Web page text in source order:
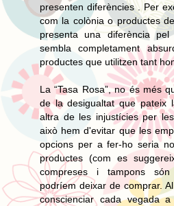
presenten diferències . Per
com la colònia o productes
presenta una diferència
sembla completament
productes que utilitzen tant
La “Tasa Rosa”, no és més
de la desigualtat que pateix
altra de les injustícies per
això hem d'evitar que les
opcions per a fer-ho seria
productes (com es
compreses i tampons
podríem deixar de comprar.
conscienciar cada vegada